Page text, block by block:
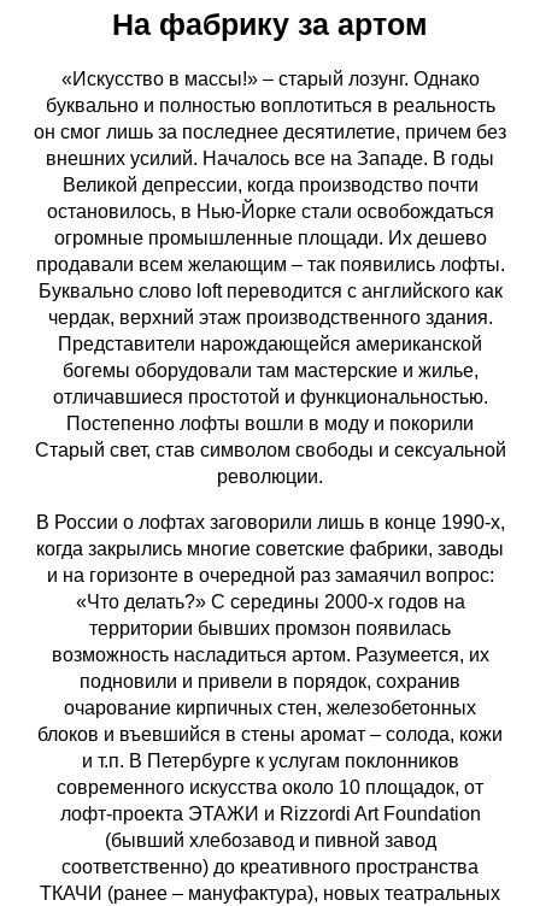
На фабрику за артом
«Искусство в массы!» – старый лозунг. Однако
буквально и полностью воплотиться в реальность
он смог лишь за последнее десятилетие, причем без
внешних усилий. Началось все на Западе. В годы
Великой депрессии, когда производство почти
остановилось, в Нью-Йорке стали освобождаться
огромные промышленные площади. Их дешево
продавали всем желающим – так появились лофты.
Буквально слово loft переводится с английского как
чердак, верхний этаж производственного здания.
Представители нарождающейся американской
богемы оборудовали там мастерские и жилье,
отличавшиеся простотой и функциональностью.
Постепенно лофты вошли в моду и покорили
Старый свет, став символом свободы и сексуальной
революции.
В России о лофтах заговорили лишь в конце 1990-х,
когда закрылись многие советские фабрики, заводы
и на горизонте в очередной раз замаячил вопрос:
«Что делать?» С середины 2000-х годов на
территории бывших промзон появилась
возможность насладиться артом. Разумеется, их
подновили и привели в порядок, сохранив
очарование кирпичных стен, железобетонных
блоков и въевшийся в стены аромат – солода, кожи
и т.п. В Петербурге к услугам поклонников
современного искусства около 10 площадок, от
лофт-проекта ЭТАЖИ и Rizzordi Art Foundation
(бывший хлебозавод и пивной завод
соответственно) до креативного пространства
ТКАЧИ (ранее – мануфактура), новых театральных